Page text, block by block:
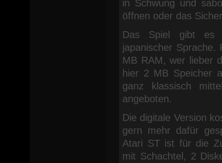
in Schwung und
öffnen oder das
Das Spiel gibt es
japanischer Sprache.
MB RAM, wer lieber
hier 2 MB Speicher
ganz klassisch
angeboten.
Die digitale Version
gern mehr dafür
Atari ST ist für die
mit Schachtel, 2